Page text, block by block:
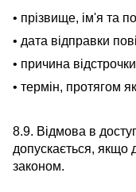
• прізвище, ім'я та
• дата відправки
• причина
• термін, протягом
8.9. Відмова в
допускається, якщо
законом.